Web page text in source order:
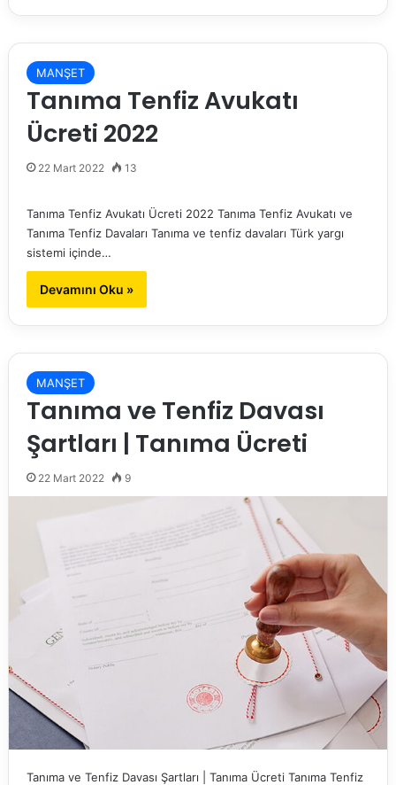
MANŞET
Tanıma Tenfiz Avukatı
Ücreti 2022
22 Mart 2022 13
Tanıma Tenfiz Avukatı Ücreti 2022 Tanıma Tenfiz Avukatı ve
Tanıma Tenfiz Davaları Tanıma ve tenfiz davaları Türk yargı
sistemi içinde…
Devamını Oku »
MANŞET
Tanıma ve Tenfiz Davası
Şartları | Tanıma Ücreti
22 Mart 2022 9
Tanıma ve Tenfiz Davası Şartları | Tanıma Ücreti Tanıma Tenfiz